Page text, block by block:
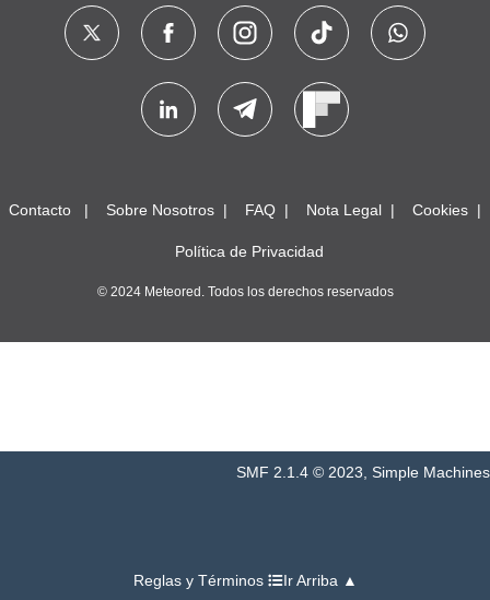
Contacto Sobre Nosotros FAQ Nota Legal Cookies
Política de Privacidad
© 2024 Meteored. Todos los derechos reservados
SMF 2.1.4 © 2023 Simple Machines
Reglas y Términos Ir Arriba ▲